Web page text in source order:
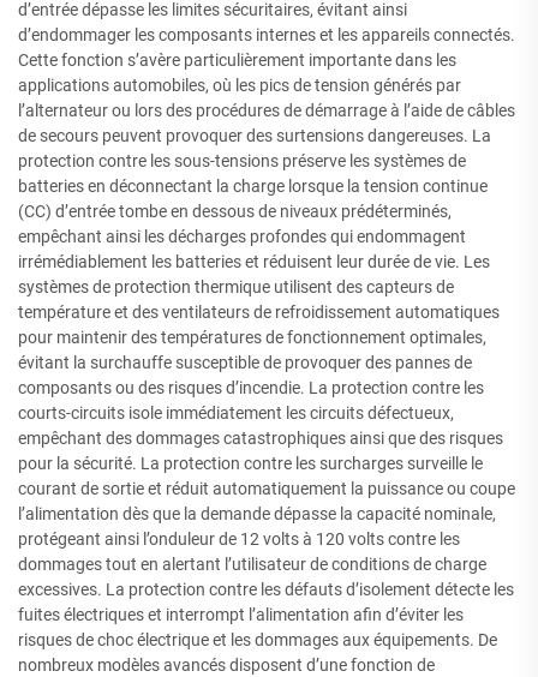
d’entrée dépasse les limites sécuritaires, évitant ainsi
d’endommager les composants internes et les appareils connectés.
Cette fonction s’avère particulièrement importante dans les
applications automobiles, où les pics de tension générés par
l’alternateur ou lors des procédures de démarrage à l’aide de câbles
de secours peuvent provoquer des surtensions dangereuses. La
protection contre les sous-tensions préserve les systèmes de
batteries en déconnectant la charge lorsque la tension continue
(CC) d’entrée tombe en dessous de niveaux prédéterminés,
empêchant ainsi les décharges profondes qui endommagent
irrémédiablement les batteries et réduisent leur durée de vie. Les
systèmes de protection thermique utilisent des capteurs de
température et des ventilateurs de refroidissement automatiques
pour maintenir des températures de fonctionnement optimales,
évitant la surchauffe susceptible de provoquer des pannes de
composants ou des risques d’incendie. La protection contre les
courts-circuits isole immédiatement les circuits défectueux,
empêchant des dommages catastrophiques ainsi que des risques
pour la sécurité. La protection contre les surcharges surveille le
courant de sortie et réduit automatiquement la puissance ou coupe
l’alimentation dès que la demande dépasse la capacité nominale,
protégeant ainsi l’onduleur de 12 volts à 120 volts contre les
dommages tout en alertant l’utilisateur de conditions de charge
excessives. La protection contre les défauts d’isolement détecte les
fuites électriques et interrompt l’alimentation afin d’éviter les
risques de choc électrique et les dommages aux équipements. De
nombreux modèles avancés disposent d’une fonction de